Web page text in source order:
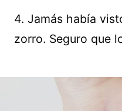
4. Jamás había
zorro. Seguro que